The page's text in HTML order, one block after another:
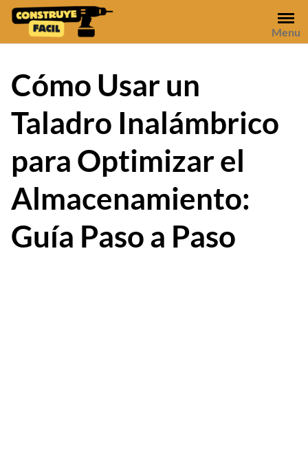
Skip
content
Menu
Cómo Usar un
Taladro Inalámbrico
para Optimizar el
Almacenamiento:
Guía Paso a Paso